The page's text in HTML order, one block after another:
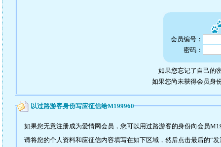
会员编号：
密码：
如果您忘记了自己的
如果您尚未获得会员身
以过路游客身份写应征信给M199960
如果您无意注册成为爱情网会员，您可以用过路游客的身份向会员
请将您的个人资料和应征信内容填写在如下区域，然后点击最后的“